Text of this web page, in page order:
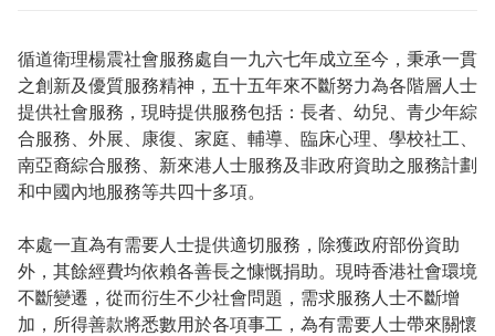
循道衛理楊震社會服務處自一九六七年成立至今，秉承一貫
之創新及優質服務精神，五十五年來不斷努力為各階層人士
提供社會服務，現時提供服務包括：長者、幼兒、青少年綜
合服務、外展、康復、家庭、輔導、臨床心理、學校社工、
南亞裔綜合服務、新來港人士服務及非政府資助之服務計劃
和中國內地服務等共四十多項。
本處一直為有需要人士提供適切服務，除獲政府部份資助
外，其餘經費均依賴各善長之慷慨捐助。現時香港社會環境
不斷變遷，從而衍生不少社會問題，需求服務人士不斷增
加，所得善款將悉數用於各項事工，為有需要人士帶來關懷